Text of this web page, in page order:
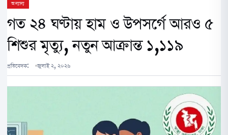
অন্যান্য
গত ২৪ ঘণ্টায় হাম ও উপসর্গে আরও ৫
শিশুর মৃত্যু, নতুন আক্রান্ত ১,১১৯
প্রতিবেদক: জুলাই ২, ২০২৬